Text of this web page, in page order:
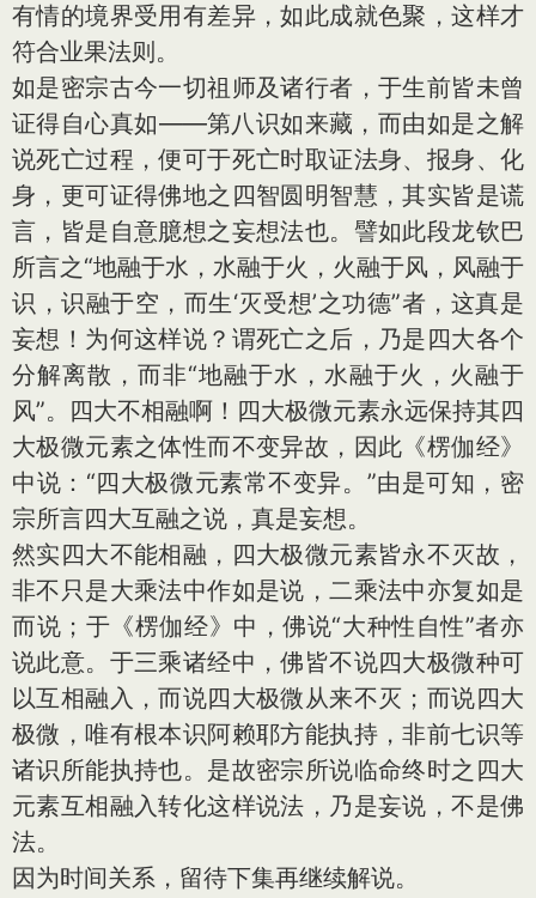
有情的境界受用有差异，如此成就色聚，这样才
符合业果法则。
如是密宗古今一切祖师及诸行者，于生前皆未曾
证得自心真如——第八识如来藏，而由如是之解
说死亡过程，便可于死亡时取证法身、报身、化
身，更可证得佛地之四智圆明智慧，其实皆是谎
言，皆是自意臆想之妄想法也。譬如此段龙钦巴
所言之“地融于水，水融于火，火融于风，风融于
识，识融于空，而生‘灭受想’之功德”者，这真是
妄想！为何这样说？谓死亡之后，乃是四大各个
分解离散，而非“地融于水，水融于火，火融于
风”。四大不相融啊！四大极微元素永远保持其四
大极微元素之体性而不变异故，因此《楞伽经》
中说：“四大极微元素常不变异。”由是可知，密
宗所言四大互融之说，真是妄想。
然实四大不能相融，四大极微元素皆永不灭故，
非不只是大乘法中作如是说，二乘法中亦复如是
而说；于《楞伽经》中，佛说“大种性自性”者亦
说此意。于三乘诸经中，佛皆不说四大极微种可
以互相融入，而说四大极微从来不灭；而说四大
极微，唯有根本识阿赖耶方能执持，非前七识等
诸识所能执持也。是故密宗所说临命终时之四大
元素互相融入转化这样说法，乃是妄说，不是佛
法。
因为时间关系，留待下集再继续解说。